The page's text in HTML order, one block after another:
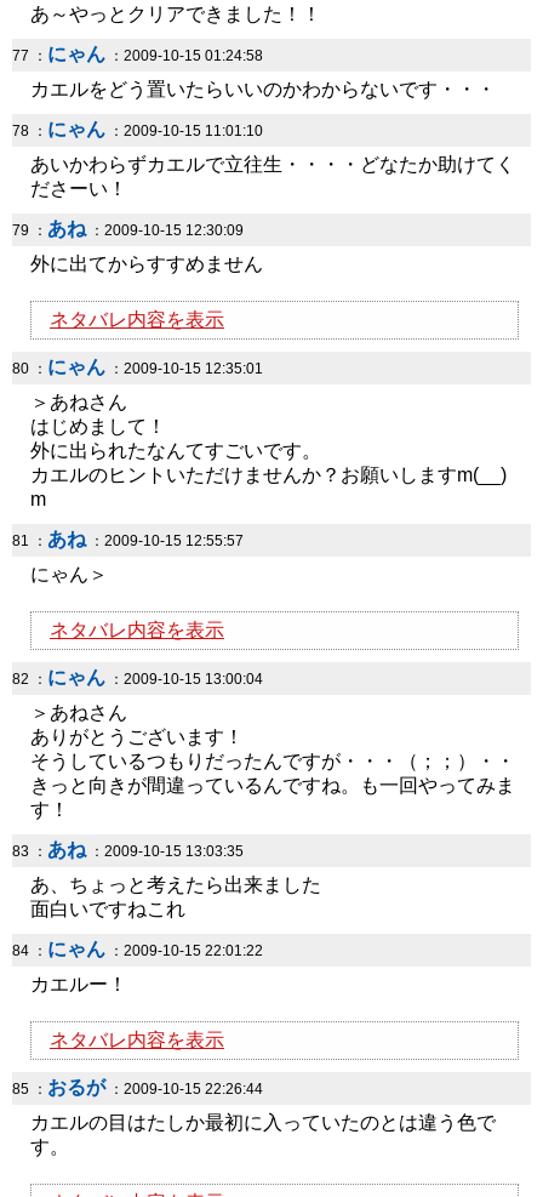
あ～やっとクリアできました！！
77 ： にゃん ：2009-10-15 01:24:58
カエルをどう置いたらいいのかわからないです・・・
78 ： にゃん ：2009-10-15 11:01:10
あいかわらずカエルで立往生・・・・どなたか助けてく
ださーい！
79 ： あね：2009-10-15 12:30:09
外に出てからすすめません
ネタバレ内容を表示
80 ： にゃん ：2009-10-15 12:35:01
＞あねさん
はじめまして！
外に出られたなんてすごいです。
カエルのヒントいただけませんか？お願いしますm(__)
m
81 ： あね：2009-10-15 12:55:57
にゃん＞
ネタバレ内容を表示
82 ： にゃん ：2009-10-15 13:00:04
＞あねさん
ありがとうございます！
そうしているつもりだったんですが・・・（；；）・・
きっと向きが間違っているんですね。も一回やってみま
す！
83 ： あね：2009-10-15 13:03:35
あ、ちょっと考えたら出来ました
面白いですねこれ
84 ： にゃん ：2009-10-15 22:01:22
カエルー！
ネタバレ内容を表示
85 ： おるが：2009-10-15 22:26:44
カエルの目はたしか最初に入っていたのとは違う色で
す。